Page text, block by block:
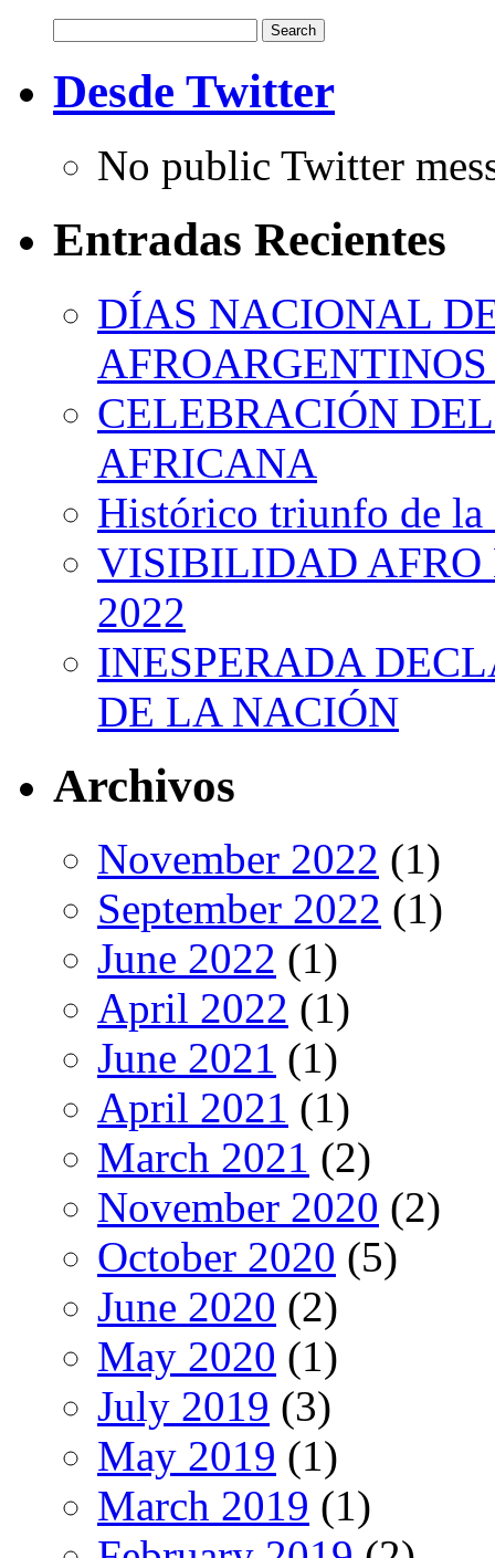
for:
Desde Twitter
No public Twitter
Entradas Recientes
DÍAS NACIONAL
CELEBRACIÓN
AFRICANA
Histórico triunfo de la
VISIBILIDAD AFRO
2022
INESPERADA
DE LA NACIÓN
Archivos
November 2022 (1)
September 2022 (1)
June 2022 (1)
April 2022 (1)
June 2021 (1)
April 2021 (1)
March 2021 (2)
November 2020 (2)
October 2020 (5)
June 2020 (2)
May 2020 (1)
July 2019 (3)
May 2019 (1)
March 2019 (1)